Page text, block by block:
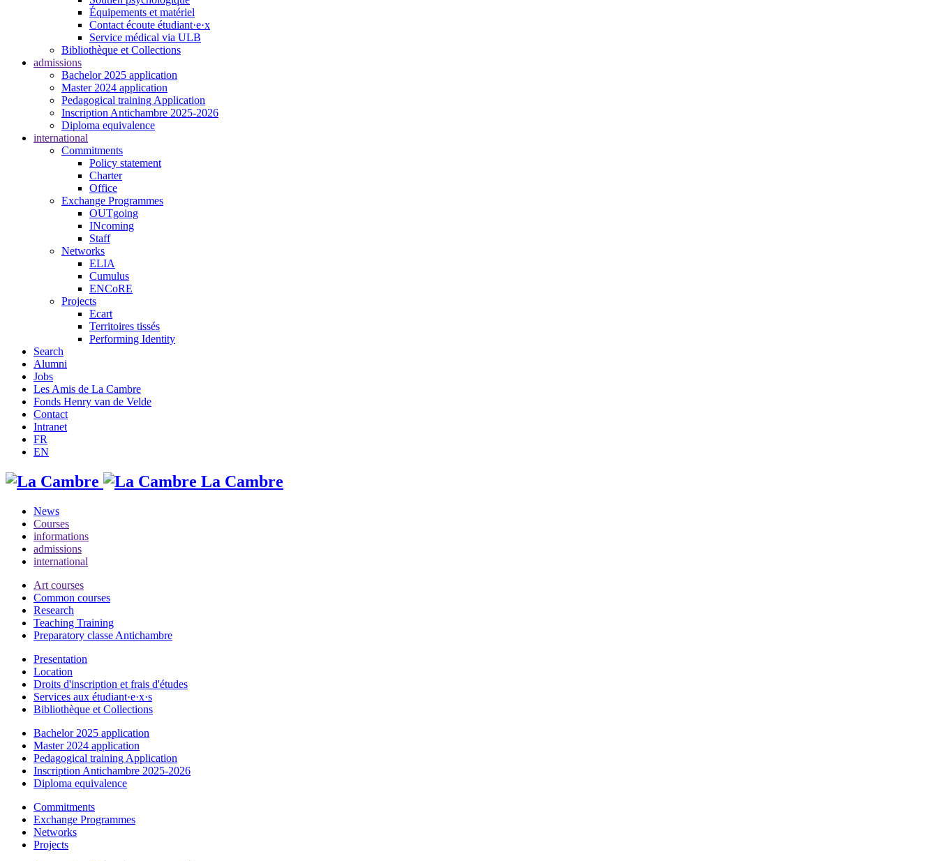
Équipements et matériel
Contact écoute étudiant·e·x
Service médical via ULB
Bibliothèque et Collections
admissions
Bachelor 2025 application
Master 2024 application
Pedagogical training Application
Inscription Antichambre 2025-2026
Diploma equivalence
international
Commitments
Policy statement
Charter
Office
Exchange Programmes
OUTgoing
INcoming
Staff
Networks
ELIA
Cumulus
ENCoRE
Projects
Ecart
Territoires tissés
Performing Identity
Search
Alumni
Jobs
Les Amis de La Cambre
Fonds Henry van de Velde
Contact
Intranet
FR
EN
La Cambre
News
Courses
informations
admissions
international
Art courses
Common courses
Research
Teaching Training
Preparatory classe Antichambre
Presentation
Location
Droits d'inscription et frais d'études
Services aux étudiant·e·x·s
Bibliothèque et Collections
Bachelor 2025 application
Master 2024 application
Pedagogical training Application
Inscription Antichambre 2025-2026
Diploma equivalence
Commitments
Exchange Programmes
Networks
Projects